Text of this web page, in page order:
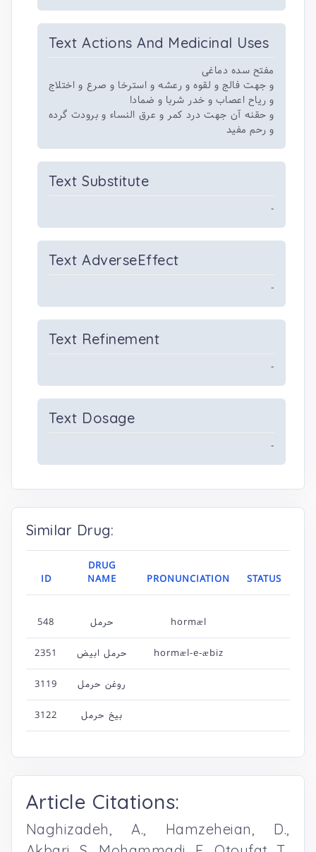
Text Actions And Medicinal Uses
مفتح سده دماغی
و جهت فالج و لقوه و رعشه و استرخا و صرع و اختلاج
و ریاح اعصاب و خدر شربا و ضمادا
و حقنه آن جهت درد کمر و عرق النساء و برودت گرده
و رحم مفید
Text Substitute
-
Text AdverseEffect
-
Text Refinement
-
Text Dosage
-
Similar Drug:
ID
DRUG
NAME
PRONUNCIATION STATUS
548 حرمل hormæl
2351 حرمل ابیض hormæl-e-æbiz
3119 روغن حرمل
3122 بیخ حرمل
Article Citations:
Naghizadeh, A., Hamzeheian, D.,